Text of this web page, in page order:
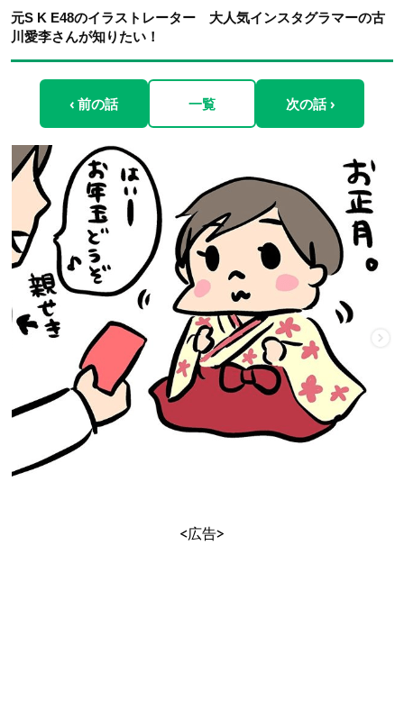
元S K E48のイラストレーター 大人気インスタグラマーの古
川愛李さんが知りたい！
‹ 前の話 一覧 次の話 ›
<広告>